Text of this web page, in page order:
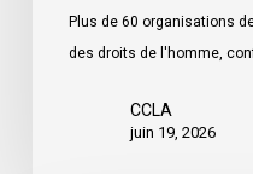
Plus de 60 organisations
des droits de l'homme,
CCLA
juin 19, 2026